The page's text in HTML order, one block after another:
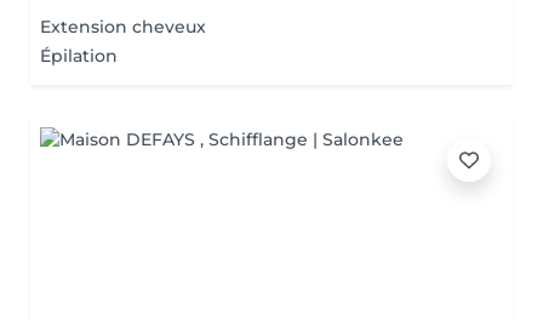
Extension cheveux
Épilation